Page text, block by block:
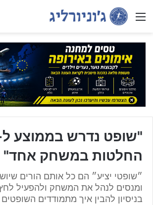
Menu
החלטות במשחק אחד"
״שופטי יציע״ הם כל אותם הורים
ומנסים לנהל את המשחק ולהפעיל
בניסיון להבין איך מתמודדים